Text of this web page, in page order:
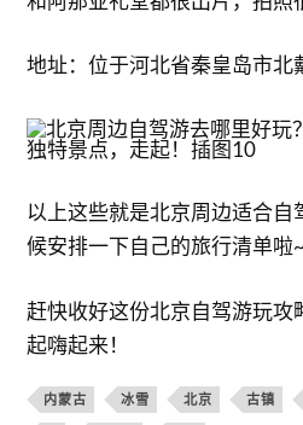
地址：位于河北省秦皇岛市北
以上这些就是北京周边适合自
候安排一下自己的旅行清单啦~
赶快收好这份北京自驾游玩攻
起嗨起来！
内蒙古 冰雪 北京 古镇